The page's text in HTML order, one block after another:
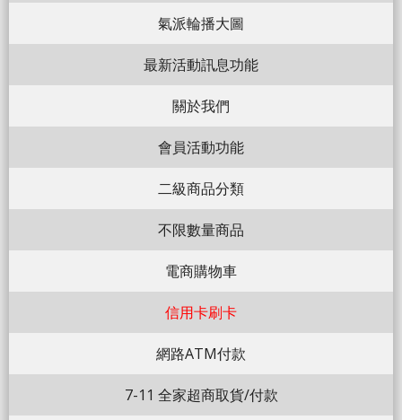
氣派輪播大圖
最新活動訊息功能
關於我們
會員活動功能
二級商品分類
不限數量商品
電商購物車
信用卡刷卡
網路ATM付款
7-11 全家超商取貨/付款